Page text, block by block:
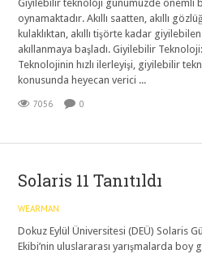
Giyilebilir teknoloji günümüzde önemli
oynamaktadır. Akıllı saatten, akıllı
kulaklıktan, akıllı tişörte kadar
akıllanmaya başladı. Giyilebilir
Teknolojinin hızlı ilerleyişi, giyilebilir
konusunda heyecan verici ...
7056 0
Solaris 11 Tanıtıldı
WEARMAN
Dokuz Eylül Üniversitesi (DEÜ) Solaris
Ekibi’nin uluslararası yarışmalarda boy